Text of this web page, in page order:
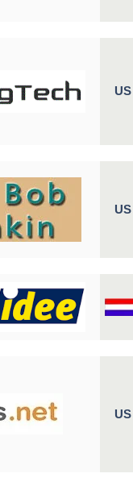
US
US
US